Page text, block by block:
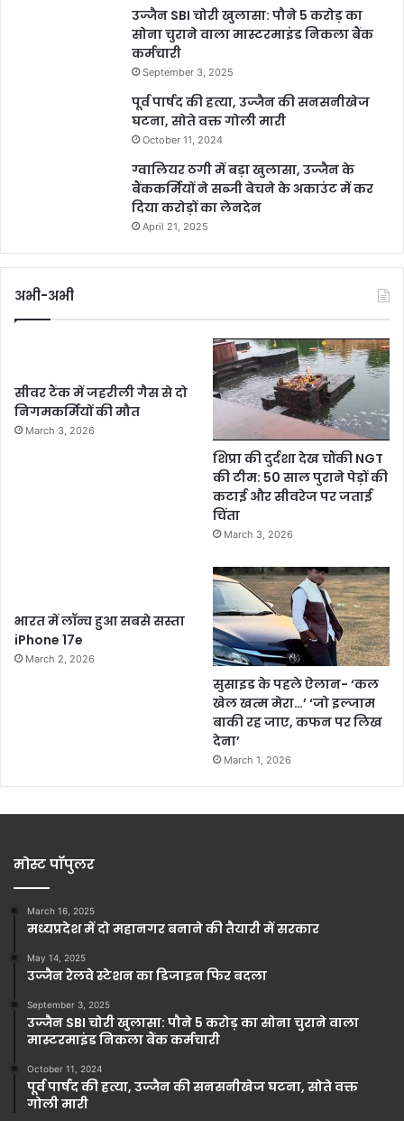
उज्जैन SBI चोरी खुलासा: पौने 5 करोड़ का
सोना चुराने वाला मास्टरमाइंड निकला बैंक
कर्मचारी
September 3, 2025
पूर्व पार्षद की हत्या, उज्जैन की सनसनीखेज
घटना, सोते वक्त गोली मारी
October 11, 2024
ग्वालियर ठगी में बड़ा खुलासा, उज्जैन के
बैंककर्मियों ने सब्जी बेचने के अकाउंट में कर
दिया करोड़ों का लेनदेन
April 21, 2025
अभी-अभी
सीवर टैंक में जहरीली गैस से दो
निगमकर्मियों की मौत
March 3, 2026
शिप्रा की दुर्दशा देख चौंकी NGT
की टीम: 50 साल पुराने पेड़ों की
कटाई और सीवरेज पर जताई
चिंता
March 3, 2026
भारत में लॉन्च हुआ सबसे सस्ता
iPhone 17e
March 2, 2026
सुसाइड के पहले ऐलान- ‘कल
खेल खत्म मेरा…’ ‘जो इल्जाम
बाकी रह जाए, कफन पर लिख
देना’
March 1, 2026
मोस्ट पॉपुलर
March 16, 2025
मध्यप्रदेश में दो महानगर बनाने की तैयारी में सरकार
May 14, 2025
उज्जैन रेलवे स्टेशन का डिजाइन फिर बदला
September 3, 2025
उज्जैन SBI चोरी खुलासा: पौने 5 करोड़ का सोना चुराने वाला
मास्टरमाइंड निकला बैंक कर्मचारी
October 11, 2024
पूर्व पार्षद की हत्या, उज्जैन की सनसनीखेज घटना, सोते वक्त
गोली मारी